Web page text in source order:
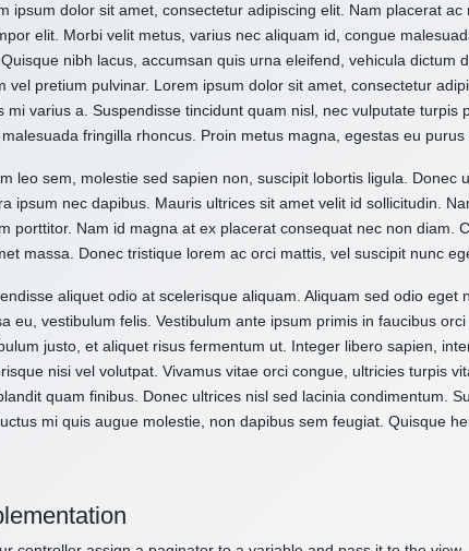
ipsum dolor sit amet, consectetur adipiscing elit. Nam placerat
elit. Morbi velit metus, varius nec aliquam id, congue
nibh lacus, accumsan quis urna eleifend, vehicula
vel pretium pulvinar. Lorem ipsum dolor sit amet, consectetur
mi varius a. Suspendisse tincidunt quam nisl, nec vulputate
fringilla rhoncus. Proin metus magna, egestas eu
leo sem, molestie sed sapien non, suscipit lobortis ligula.
ipsum nec dapibus. Mauris ultrices sit amet velit id sollicitudin.
porttitor. Nam id magna at ex placerat consequat nec non diam.
massa. Donec tristique lorem ac orci mattis, vel suscipit nunc
aliquet odio at scelerisque aliquam. Aliquam sed odio
eu, vestibulum felis. Vestibulum ante ipsum primis in faucibus
justo, et aliquet risus fermentum ut. Integer libero sapien,
nisi vel volutpat. Vivamus vitae orci congue, ultricies turpis
quam finibus. Donec ultrices nisl sed lacinia condimentum.
mi quis augue molestie, non dapibus sem feugiat. Quisque